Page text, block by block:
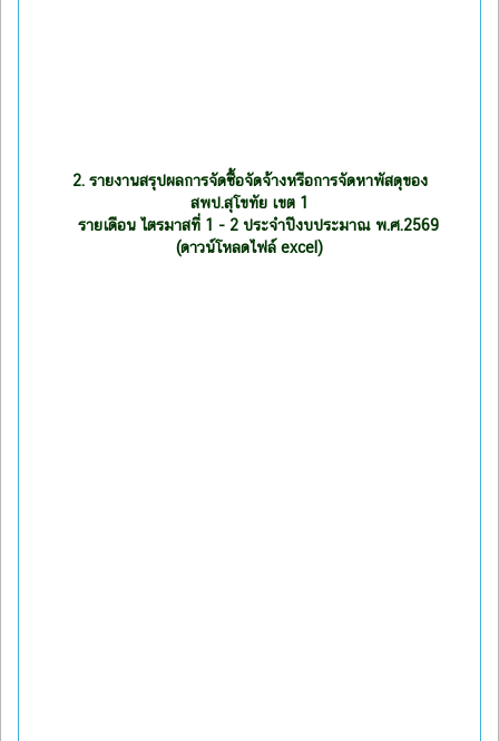
2. รายงานสรุปผลการจัดซื้อจัดจ้างหรือการจัดหาพัสดุของ
สพป.สุโขทัย เขต 1
รายเดือน ไตรมาสที่ 1 - 2 ประจำปีงบประมาณ พ.ศ.2569
(ดาวน์โหลดไฟล์ excel)